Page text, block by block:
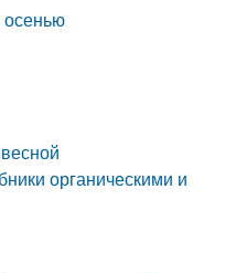
осенью
органическими и